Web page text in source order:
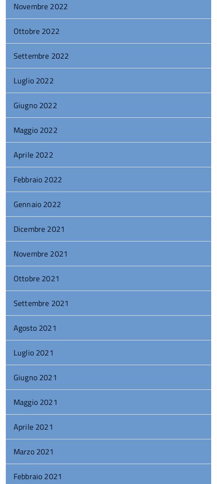
Novembre 2022
Ottobre 2022
Settembre 2022
Luglio 2022
Giugno 2022
Maggio 2022
Aprile 2022
Febbraio 2022
Gennaio 2022
Dicembre 2021
Novembre 2021
Ottobre 2021
Settembre 2021
Agosto 2021
Luglio 2021
Giugno 2021
Maggio 2021
Aprile 2021
Marzo 2021
Febbraio 2021